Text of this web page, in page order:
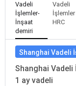
Vadeli
İşlemler-
İnşaat
demiri
Vadeli
İşlemler
HRC
Shanghai Vadeli
Shanghai
1 ay vadeli